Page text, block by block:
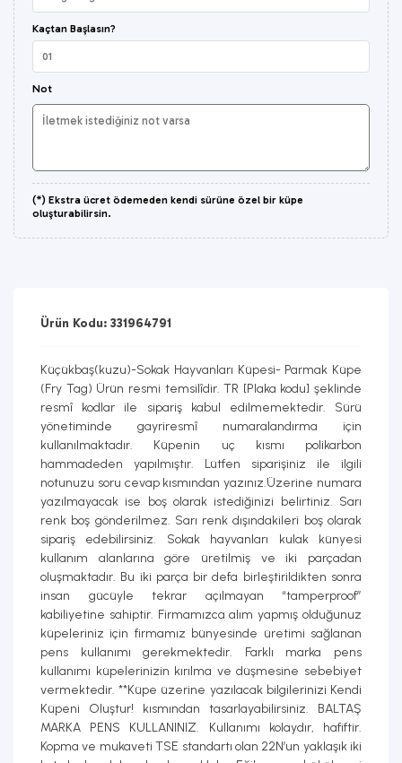
Kaçtan Başlasın?
Not
(*) Ekstra ücret ödemeden kendi sürüne özel bir küpe
oluşturabilirsin.
Ürün Kodu: 331964791
Küçükbaş(kuzu)-Sokak Hayvanları Küpesi- Parmak Küpe
(Fry Tag) Ürün resmi temsilîdir. TR [Plaka kodu] şeklinde
resmî kodlar ile sipariş kabul edilmemektedir. Sürü
yönetiminde gayriresmî numaralandırma için
kullanılmaktadır. Küpenin uç kısmı polikarbon
hammadeden yapılmıştır. Lütfen siparişiniz ile ilgili
notunuzu soru cevap kısmından yazınız.Üzerine numara
yazılmayacak ise boş olarak istediğinizi belirtiniz. Sarı
renk boş gönderilmez. Sarı renk dışındakileri boş olarak
sipariş edebilirsiniz. Sokak hayvanları kulak künyesi
kullanım alanlarına göre üretilmiş ve iki parçadan
oluşmaktadır. Bu iki parça bir defa birleştirildikten sonra
insan gücüyle tekrar açılmayan “tamperproof”
kabiliyetine sahiptir. Firmamızca alım yapmış olduğunuz
küpeleriniz için firmamız bünyesinde üretimi sağlanan
pens kullanımı gerekmektedir. Farklı marka pens
kullanımı küpelerinizin kırılma ve düşmesine sebebiyet
vermektedir. **Küpe üzerine yazılacak bilgilerinizi Kendi
Küpeni Oluştur! kısmından tasarlayabilirsiniz. BALTAŞ
MARKA PENS KULLANINIZ. Kullanımı kolaydır, hafiftir.
Kopma ve mukaveti TSE standartı olan 22N’un yaklaşık iki